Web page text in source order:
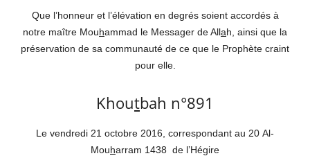
Que l’honneur et l’élévation en degrés soient accordés à
notre maître Mouhammad le Messager de Allah, ainsi que la
préservation de sa communauté de ce que le Prophète craint
pour elle.
Khoutbah n°891
Le vendredi 21 octobre 2016, correspondant au 20 Al-
Mouharram 1438 de l’Hégire